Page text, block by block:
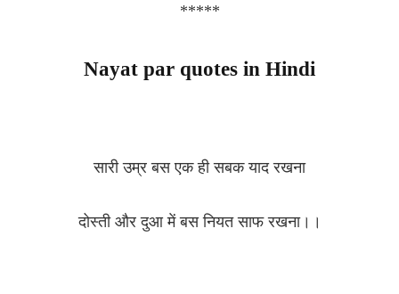
*****
Nayat par quotes in Hindi
सारी उम्र बस एक ही सबक याद रखना
दोस्ती और दुआ में बस नियत साफ रखना।।